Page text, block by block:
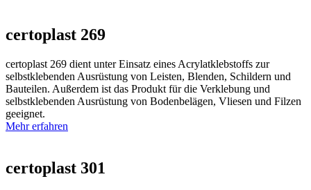
certoplast 269
certoplast 269 dient unter Einsatz eines Acrylatklebstoffs zur
selbstklebenden Ausrüstung von Leisten, Blenden, Schildern und
Bauteilen. Außerdem ist das Produkt für die Verklebung und
selbstklebenden Ausrüstung von Bodenbelägen, Vliesen und Filzen
geeignet.
Mehr erfahren
certoplast 301